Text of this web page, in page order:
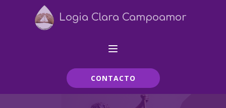
Logia Clara Campoamor
CONTACTO